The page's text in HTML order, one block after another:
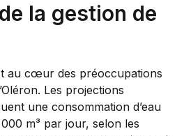
la gestion de
au cœur des préoccupations
Les projections
une consommation d’eau
m³ par jour, selon les